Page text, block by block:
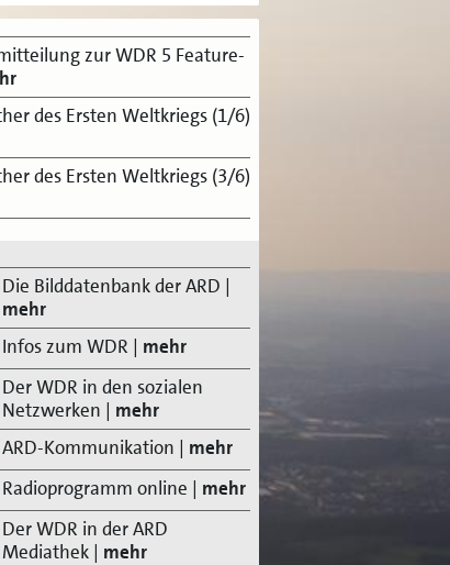
zur WDR 5 Feature-
des Ersten Weltkriegs (1/6)
des Ersten Weltkriegs (3/6)
Die Bilddatenbank der ARD |
mehr
Infos zum WDR | mehr
Der WDR in den sozialen
Netzwerken | mehr
ARD-Kommunikation | mehr
Radioprogramm online | mehr
Der WDR in der ARD
Mediathek | mehr